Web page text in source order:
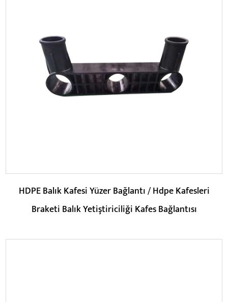
Parametreler:
HDPE Balık Kafesi Yüzer Bağlantı / Hdpe Kafesleri
Braketi Balık Yetiştiriciliği Kafes Bağlantısı